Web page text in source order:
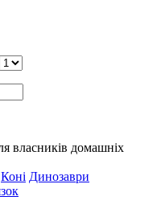
власників домашніх
Коні Динозаври